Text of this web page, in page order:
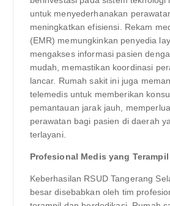
untuk menyederhanakan
meningkatkan efisiensi. Rekam
(EMR) memungkinkan penyedia
mengakses informasi pasien
mudah, memastikan koordinasi
lancar. Rumah sakit ini juga
telemedis untuk memberikan
pemantauan jarak jauh,
perawatan bagi pasien di daerah
terlayani.
Profesional Medis yang
Keberhasilan RSUD Tangerang
besar disebabkan oleh tim